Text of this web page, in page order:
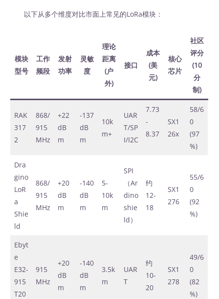
以下从多个维度对比市面上常见的LoRa模块：
模块
型号
工作
频段
发射
功率
灵敏
度
理论
距离
(户
外)
接口
成本
(美
元)
核心
芯片
社区
评分
(10
分
制)
RAK
317
2
868/
915
MHz
+22
dB
m
-137
dB
m
10k
m+
UAR
T/SP
I/I2C
7.73
-
8.37
SX1
26x
58/6
0
(97
%)
Dra
gino
LoR
a
Shie
ld
868/
915
MHz
+20
dB
m
-140
dB
m
5-
10k
m
SPI
（Ar
dino
shie
ld）
约
12-
18
SX1
276
55/6
0
(92
%)
Ebyt
e
E32-
915
T20
915
MHz
+20
dB
m
-140
dB
m
3.5k
m
UAR
T
约
10-
20
SX1
278
49/6
0
(82
%)